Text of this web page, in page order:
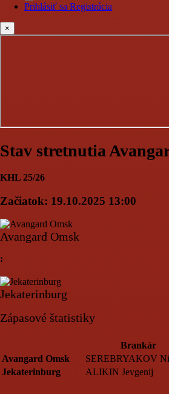
Prihlásiť sa Registrácia
×
Stav stretnutia
KHL 25/26
Začiatok: 19.10.2025 13:00
Avangard Omsk
:
Jekaterinburg
Zápasové štatistiky
Brankár
Avangard Omsk
SEREBRYAKOV
Jekaterinburg ALIKIN Jevgenij